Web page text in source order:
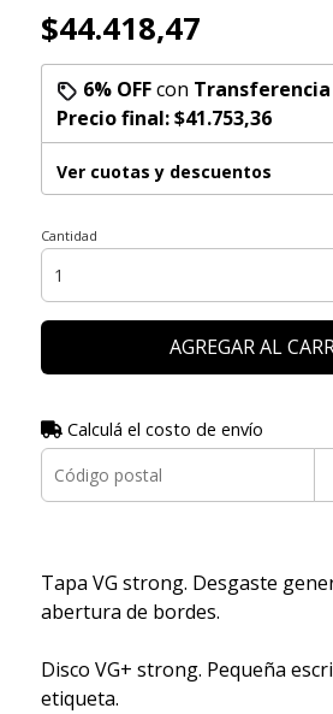
$44.418,47
6% OFFcon Transferencia
Precio final:$41.753,36
Ver cuotas y descuentos
Cantidad
AGREGAR AL
Calculá el costo de envío
Tapa VG strong. Desgaste
abertura de bordes.
Disco VG+ strong. Pequeña
etiqueta.